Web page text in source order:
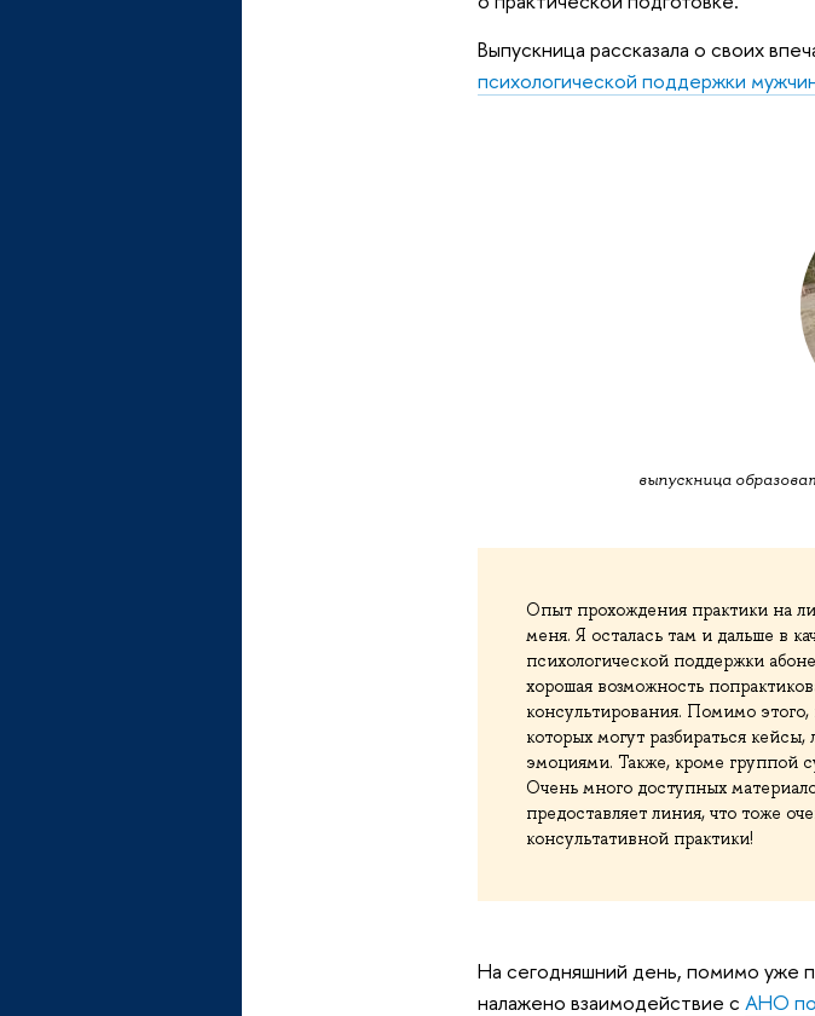
Выпускница рассказала о своих
психологической поддержки
выпускница
Опыт прохождения практики на
меня. Я осталась там и дальше в
психологической поддержки
хорошая возможность
консультирования. Помимо
которых могут разбираться
эмоциями. Также, кроме группой
Очень много доступных
предоставляет линия, что тоже
консультативной практики!
На сегодняшний день, помимо уже
налажено взаимодействие сАНО